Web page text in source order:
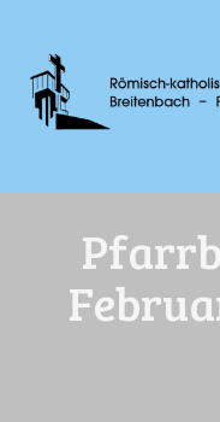
überspringen